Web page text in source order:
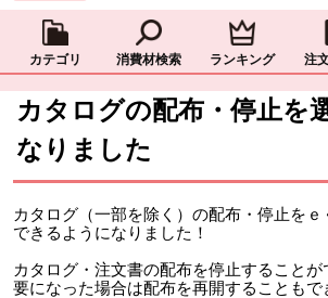
カテゴリ 消費材検索 ランキング 注
現在位置ここまで
カタログの配布・停止を
なりました
カタログ（一部を除く）の配布・停止を
できるようになりました！
カタログ・注文書の配布を停止すること
要になった場合は配布を再開することもで